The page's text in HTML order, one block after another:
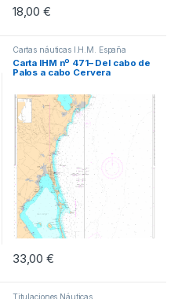
18,00€
Cartas náuticas I.H.M. España
Carta IHM nº 471– Del cabo de
Palos a cabo Cervera
33,00€
Titulaciones Náuticas